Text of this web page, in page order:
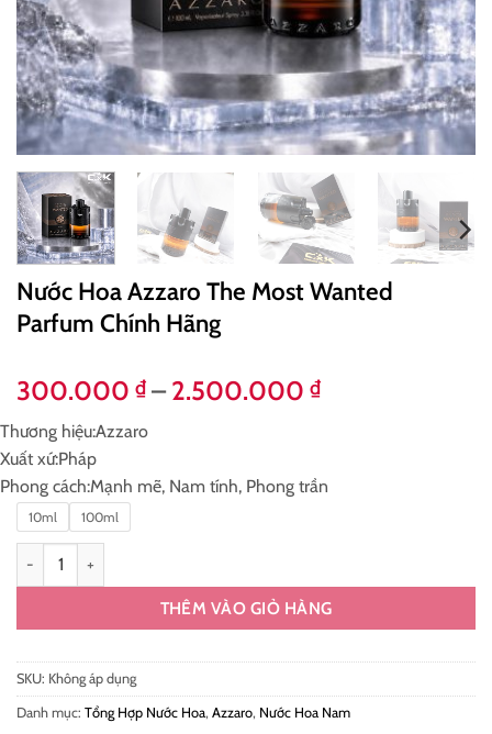
Nước Hoa Azzaro The Most Wanted
Parfum Chính Hãng
300.000 ₫ – 2.500.000 ₫Khoảng
đến
Thương hiệu:Azzaro
Xuất xứ:Pháp
Phong cách:Mạnh mẽ, Nam tính, Phong trần
10ml 100ml
Nước Hoa Azzaro The Most Wanted Parfum Chính Hãng số lượng
THÊM VÀO GIỎ HÀNG
SKU: Không áp dụng
Danh mục: Tổng Hợp Nước Hoa, Azzaro, Nước Hoa Nam